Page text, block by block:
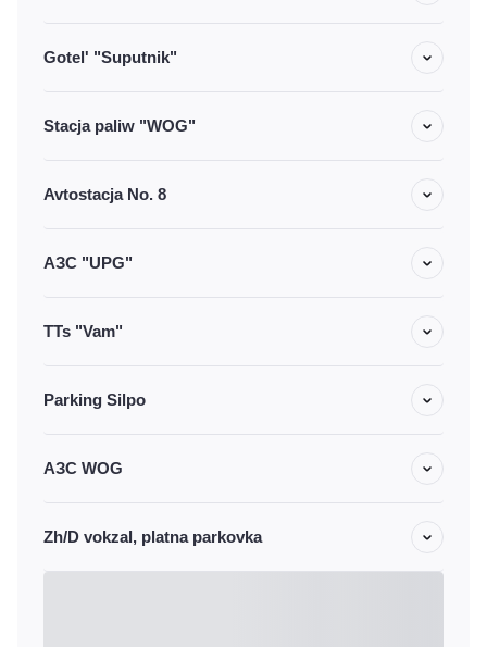
Gotel' "Suputnik"
Stacja paliw "WOG"
Avtostacja No. 8
АЗС "UPG"
TTs "Vam"
Parking Silpo
АЗС WOG
Zh/D vokzal, platna parkovka